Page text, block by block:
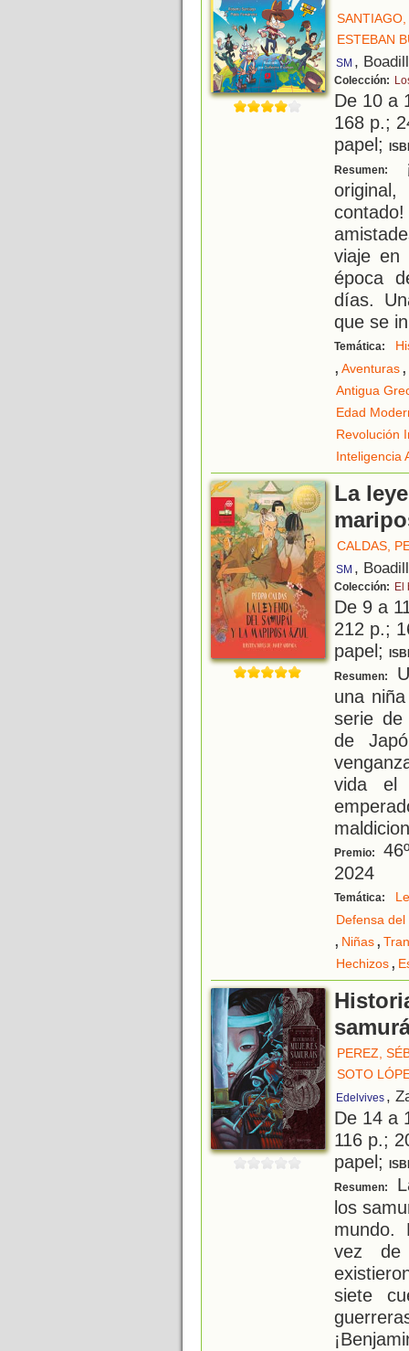
ESTEBAN
SM ,
Colección:
De 10 a
168 p.;
papel;
Resumen:
viaje en
época
días.
que se
Temática:
, Aventuras,
Antigua
Edad
Revolución
Inteligencia
La
CALDAS,
SM ,
Colección: El
De 9 a
212 p.;
papel;
Resumen:
una
serie de
de
vida el
Premio:
2024
Temática:
Defensa
, Niñas,
Hechizos,
PEREZ,
SOTO
Edelvives ,
De 14 a
116 p.;
papel;
Resumen:
los
mundo.
vez de
siete